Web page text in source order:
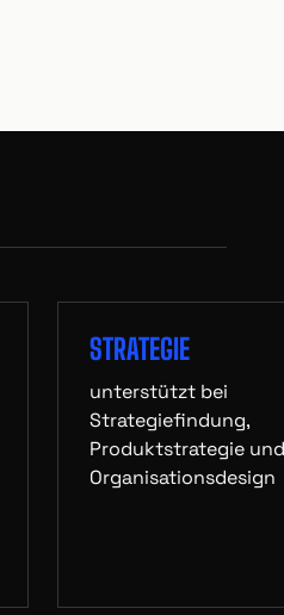
STRATEGIE
unterstützt bei
Strategiefindung,
Produktstrategie und
Organisationsdesign